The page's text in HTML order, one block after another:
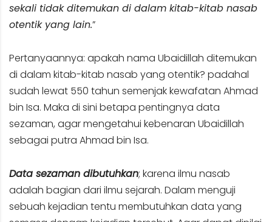
sekali tidak ditemukan di dalam kitab-kitab nasab
otentik yang lain.”
Pertanyaannya: apakah nama Ubaidillah ditemukan
di dalam kitab-kitab nasab yang otentik? padahal
sudah lewat 550 tahun semenjak kewafatan Ahmad
bin Isa. Maka di sini betapa pentingnya data
sezaman, agar mengetahui kebenaran Ubaidillah
sebagai putra Ahmad bin Isa.
Data sezaman dibutuhkan; karena ilmu nasab
adalah bagian dari ilmu sejarah. Dalam menguji
sebuah kejadian tentu membutuhkan data yang